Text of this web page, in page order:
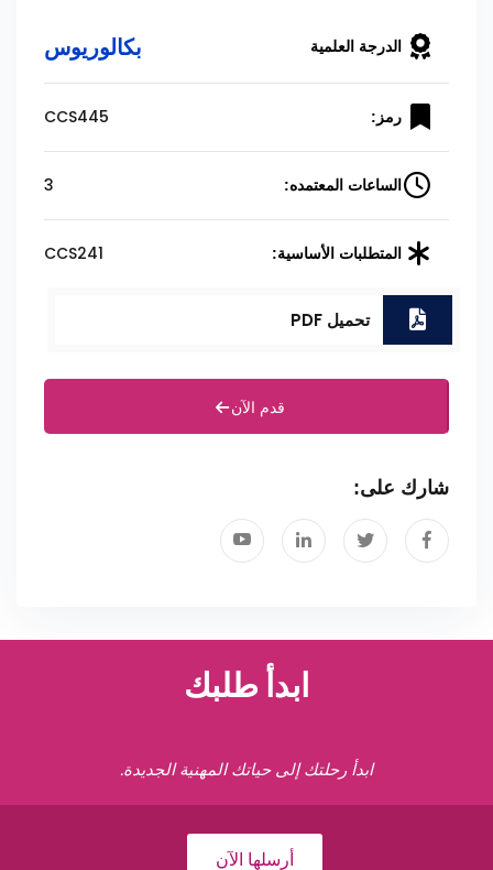
الدرجة العلمية بكالوريوس
رمز: CCS445
الساعات المعتمده: 3
المتطلبات الأساسية: CCS241
تحميل PDF
قدم الآن
شارك على:
ابدأ طلبك
ابدأ رحلتك إلى حياتك المهنية الجديدة.
أرسلها الآن